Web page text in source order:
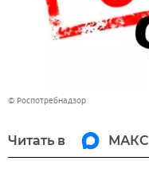
© Роспотребнадзор
Читать в МАКС